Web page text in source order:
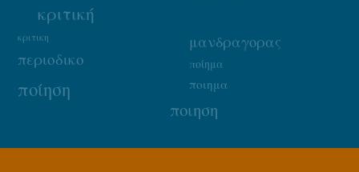
κριτική
κριτικη μανδραγορας
περιοδικο ποίημα
ποίηση ποιημα
ποιηση